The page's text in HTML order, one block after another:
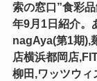
索の窓口”食彩
年9月1日紹介。
nagAya(第1期),
店横浜都岡店
柳田,ワッツウィ